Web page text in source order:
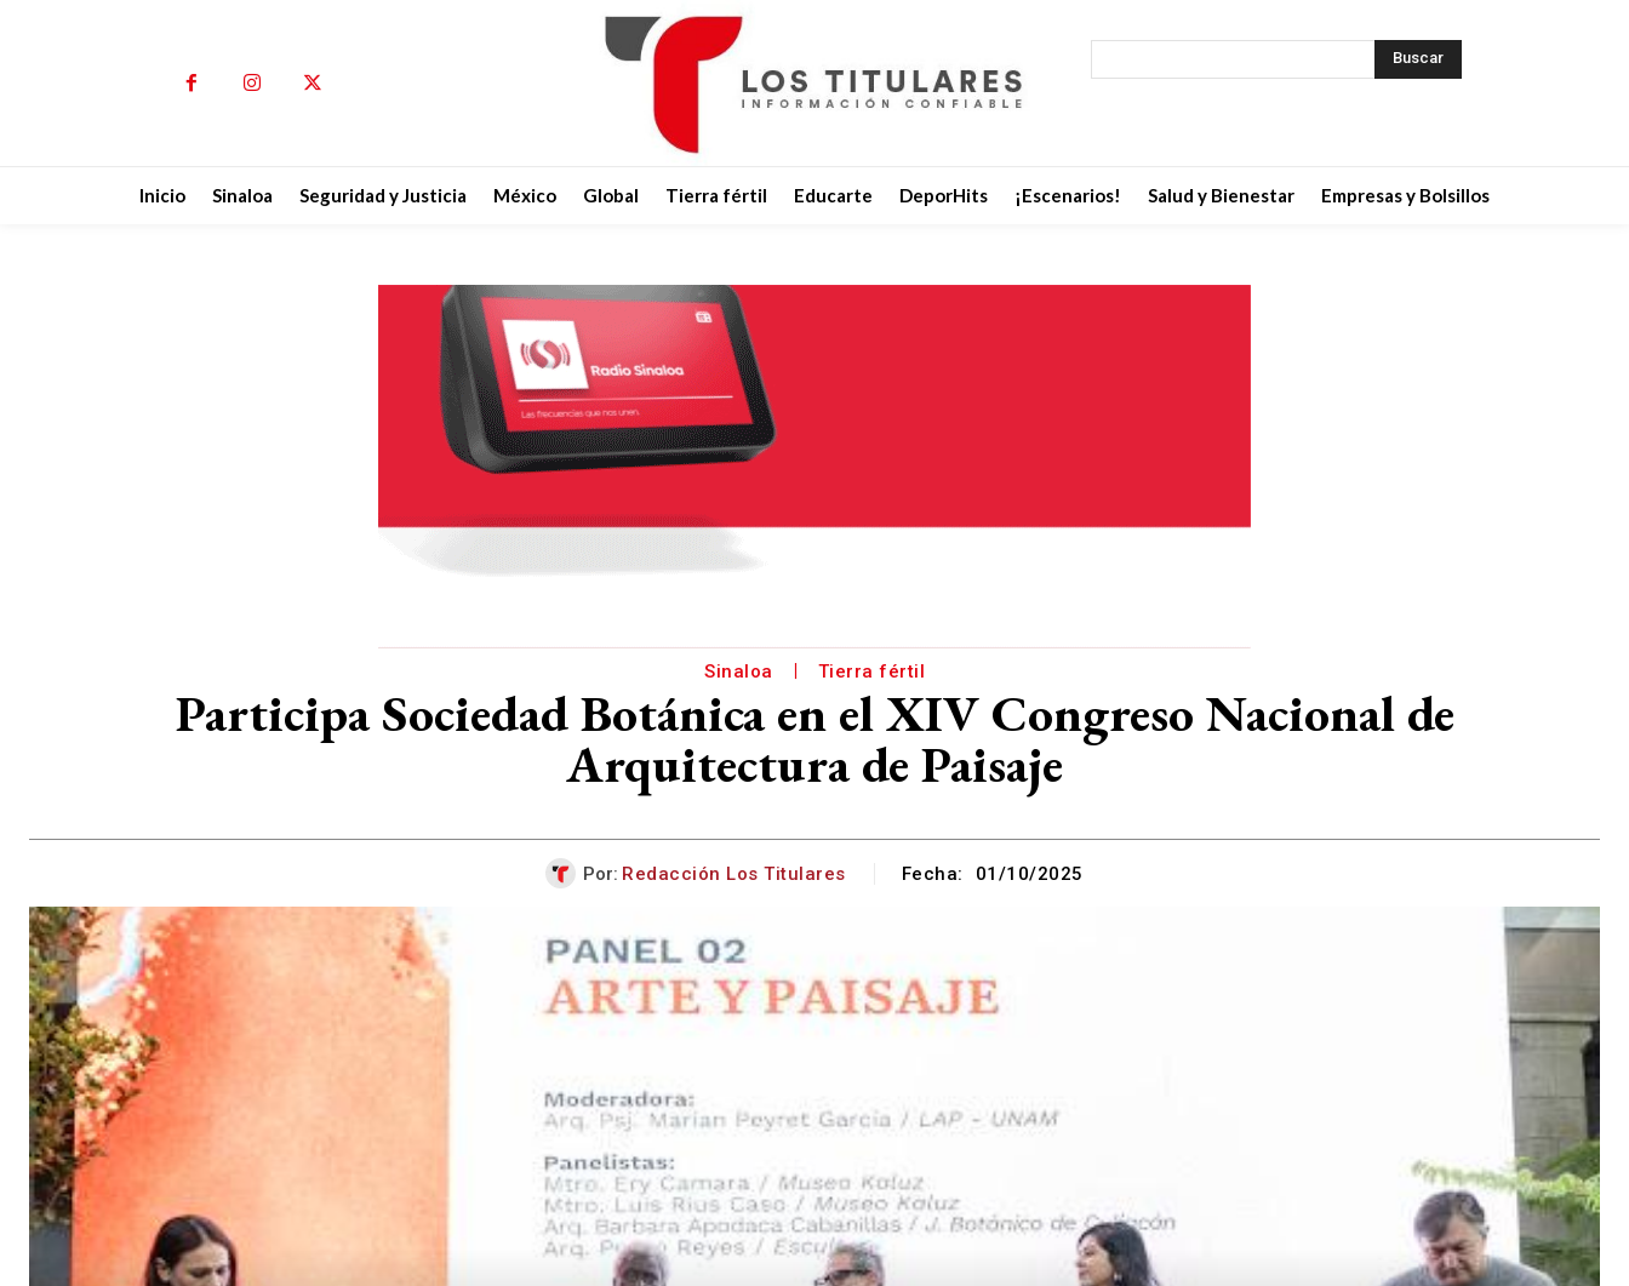
Buscar
Inicio Sinaloa Seguridad y Justicia México Global Tierra fértil Educarte DeporHits ¡Escenarios! Salud y Bienestar Empresas y Bolsillos
Sinaloa Tierra fértil
Participa Sociedad Botánica en el XIV Congreso Nacional de
Arquitectura de Paisaje
Por: Redacción Los Titulares Fecha: 01/10/2025